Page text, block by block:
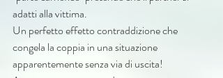
adatti alla vittima.
Un perfetto effetto contraddizione che
congela la coppia in una situazione
apparentemente senza via di uscita!